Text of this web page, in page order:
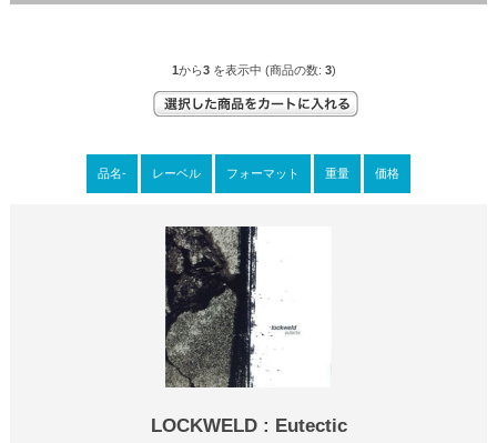
1から3 を表示中 (商品の数: 3)
品名- レーベル フォーマット 重量 価格
LOCKWELD : Eutectic